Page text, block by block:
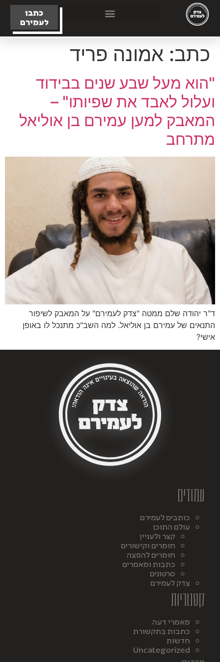
כתבו
לעמירם
כתב: אמונה פריד
"הוא מעל שבע שנים בבידוד
ועלול לאבד את שפיותו" –
המאבק למען עמירם בן אוליאל
מתרחב
ד"ר יהודה שלם ממטה "צדק לעמירם" על המאבק לשיפור
התנאים של עמירם בן אוליאל. למה השב"כ מתנכל לו באופן
אישי?
עמודים
כותבים לעמירם
עולם התוכן
קצר ולעניין
חומרים וקישורים
חומרים להפצה
כתבות ומאמרים
סרטונים
צדק לעמירם
קטגוריות
מאמרי דעה
כתבות בתקשורת
חדשות
Uncategorized